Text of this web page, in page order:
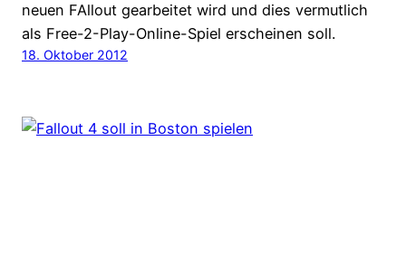
neuen FAllout gearbeitet wird und dies vermutlich
als Free-2-Play-Online-Spiel erscheinen soll.
18. Oktober 2012